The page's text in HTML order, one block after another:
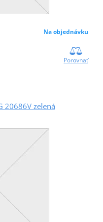
Na objednávku
Porovnať
20686V zelená